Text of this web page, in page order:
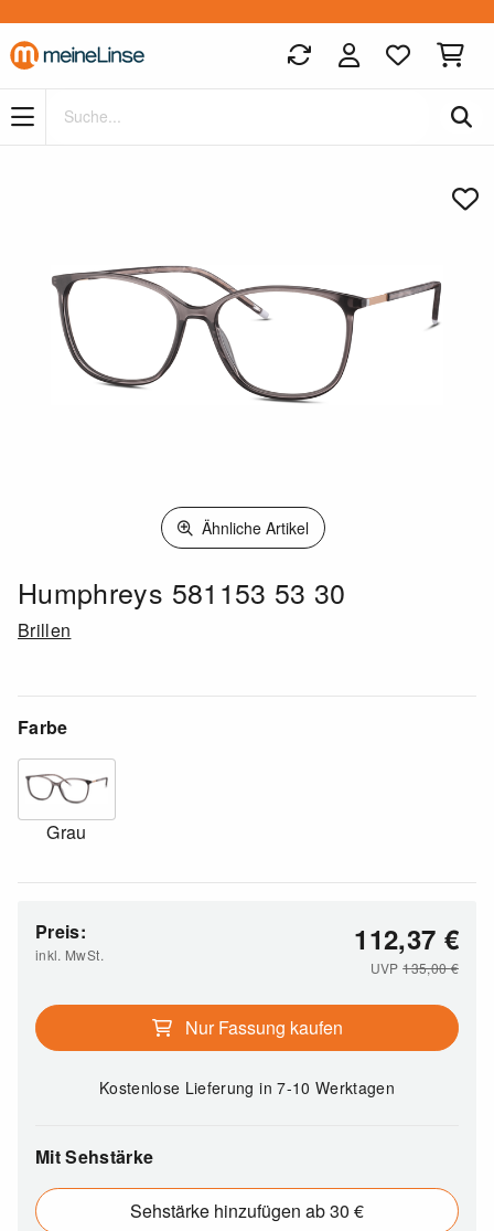
Zum Hauptinhalt springen
Ähnliche Artikel
Humphreys 581153 53 30
Brillen
Farbe
Grau
Preis:
inkl. MwSt. 112,37 €
UVP135,00€
Nur Fassung kaufen
Kostenlose Lieferungin 7-10 Werktagen
Mit Sehstärke
Sehstärke hinzufügen ab 30 €